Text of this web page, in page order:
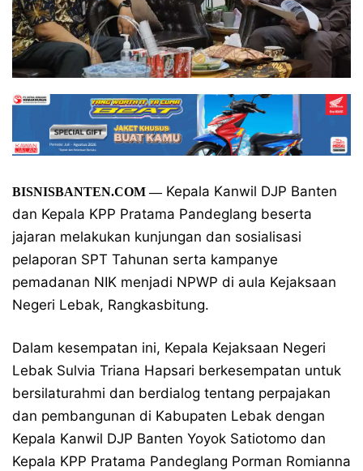
BISNISBANTEN.COM —Kepala Kanwil DJP Banten
dan Kepala KPP Pratama Pandeglang beserta
jajaran melakukan kunjungan dan sosialisasi
pelaporan SPT Tahunan serta kampanye
pemadanan NIK menjadi NPWP di aula Kejaksaan
Negeri Lebak, Rangkasbitung.
Dalam kesempatan ini, Kepala Kejaksaan Negeri
Lebak Sulvia Triana Hapsari berkesempatan untuk
bersilaturahmi dan berdialog tentang perpajakan
dan pembangunan di Kabupaten Lebak dengan
Kepala Kanwil DJP Banten Yoyok Satiotomo dan
Kepala KPP Pratama Pandeglang Porman Romianna